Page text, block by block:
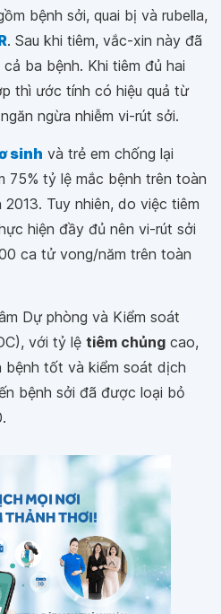
bệnh sởi, quai bị và rubella,
. Sau khi tiêm, vắc-xin này đã
ba bệnh. Khi tiêm đủ hai
thì ước tính có hiệu quả từ
ngừa nhiễm vi-rút sởi.
sinh và trẻ em chống lại
75% tỷ lệ mắc bệnh trên toàn
Tuy nhiên, do việc tiêm
hiện đầy đủ nên vi-rút sởi
ca tử vong/năm trên toàn
Dự phòng và Kiểm soát
với tỷ lệ tiêm chủng cao,
tốt và kiểm soát dịch
bệnh sởi đã được loại bỏ